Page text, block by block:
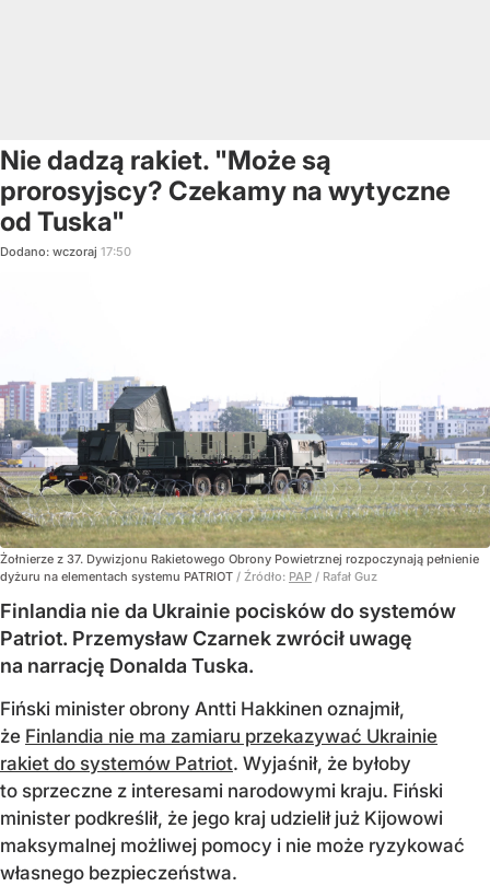
Nie dadzą rakiet. "Może są
prorosyjscy? Czekamy na wytyczne
od Tuska"
Dodano: wczoraj 17:50
Żołnierze z 37. Dywizjonu Rakietowego Obrony Powietrznej rozpoczynają pełnienie
dyżuru na elementach systemu PATRIOT / Źródło: PAP / Rafał Guz
Finlandia nie da Ukrainie pocisków do systemów
Patriot. Przemysław Czarnek zwrócił uwagę
na narrację Donalda Tuska.
Fiński minister obrony Antti Hakkinen oznajmił,
że Finlandia nie ma zamiaru przekazywać Ukrainie
rakiet do systemów Patriot. Wyjaśnił, że byłoby
to sprzeczne z interesami narodowymi kraju. Fiński
minister podkreślił, że jego kraj udzielił już Kijowowi
maksymalnej możliwej pomocy i nie może ryzykować
własnego bezpieczeństwa.